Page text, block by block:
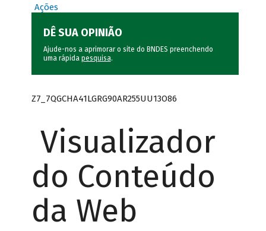
Ações
DÊ SUA OPINIÃO
Ajude-nos a aprimorar o site do BNDES preenchendo
uma rápida pesquisa.
Z7_7QGCHA41LGRG90AR255UU13O86
Visualizador
do Conteúdo
da Web